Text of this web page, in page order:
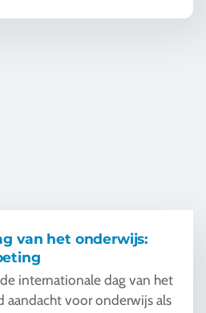
van het onderwijs:
internationale dag van het
voor onderwijs als